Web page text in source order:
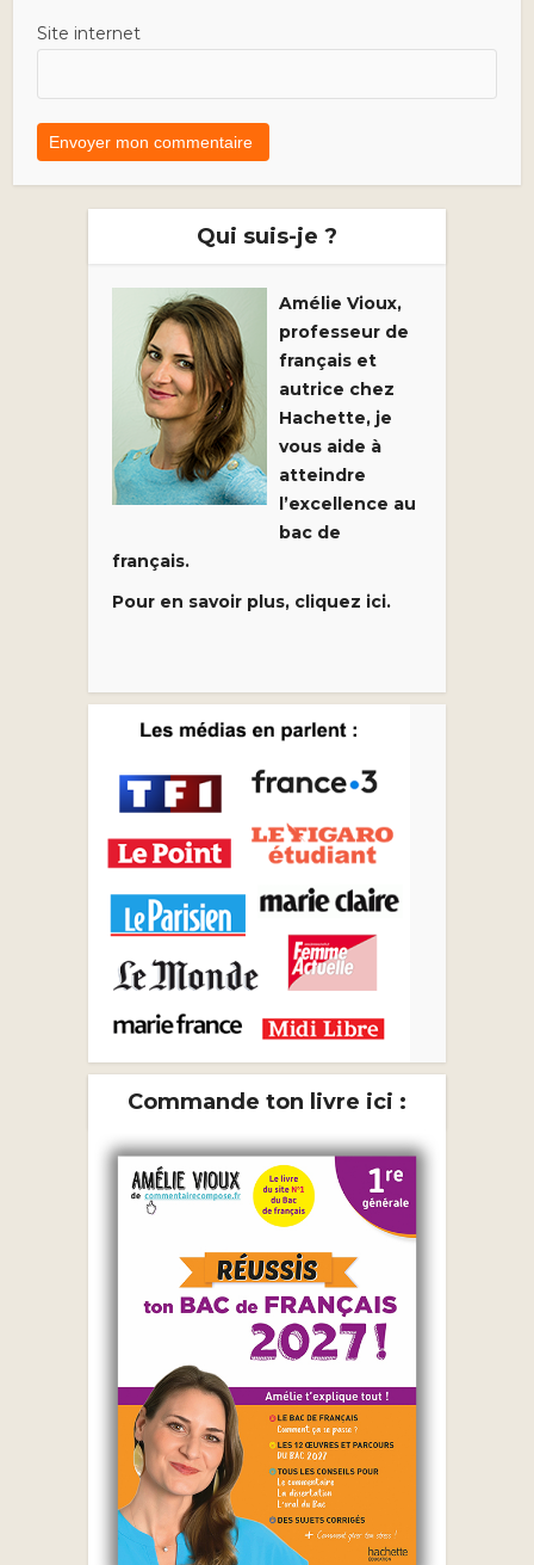
Site internet
Qui suis-je ?
Amélie Vioux,
professeur de
français et
autrice chez
Hachette, je
vous aide à
atteindre
l’excellence au
bac de
français.
Pour en savoir plus, cliquez ici.
Commande ton livre ici :